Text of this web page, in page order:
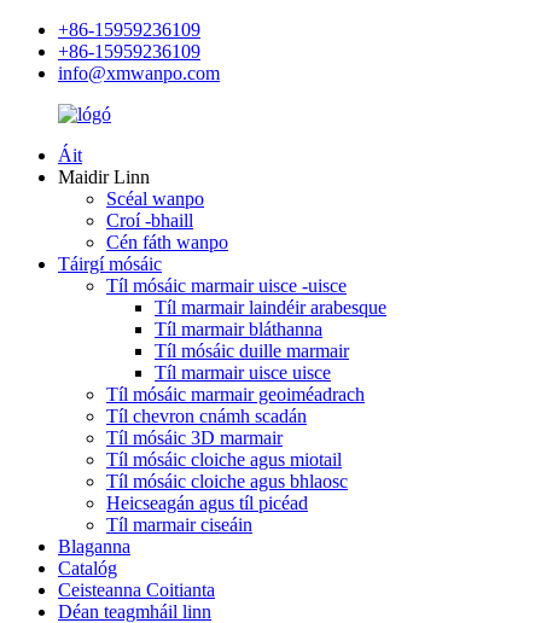
+86-15959236109
+86-15959236109
info@xmwanpo.com
Áit
Maidir Linn
Scéal wanpo
Croí -bhaill
Cén fáth wanpo
Táirgí mósáic
Tíl mósáic marmair uisce -uisce
Tíl marmair laindéir arabesque
Tíl marmair bláthanna
Tíl mósáic duille marmair
Tíl marmair uisce uisce
Tíl mósáic marmair geoiméadrach
Tíl chevron cnámh scadán
Tíl mósáic 3D marmair
Tíl mósáic cloiche agus miotail
Tíl mósáic cloiche agus bhlaosc
Heicseagán agus tíl picéad
Tíl marmair ciseáin
Blaganna
Catalóg
Ceisteanna Coitianta
Déan teagmháil linn